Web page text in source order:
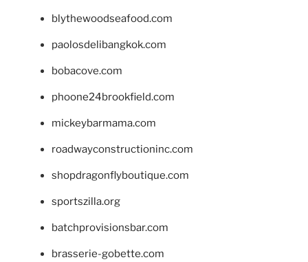
blythewoodseafood.com
paolosdelibangkok.com
bobacove.com
phoone24brookfield.com
mickeybarmama.com
roadwayconstructioninc.com
shopdragonflyboutique.com
sportszilla.org
batchprovisionsbar.com
brasserie-gobette.com